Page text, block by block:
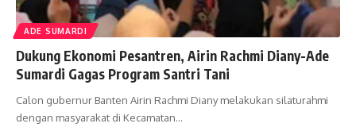
ADE SUMARDI
Dukung Ekonomi Pesantren, Airin Rachmi Diany-Ade
Sumardi Gagas Program Santri Tani
Calon gubernur Banten Airin Rachmi Diany melakukan silaturahmi
dengan masyarakat di Kecamatan…